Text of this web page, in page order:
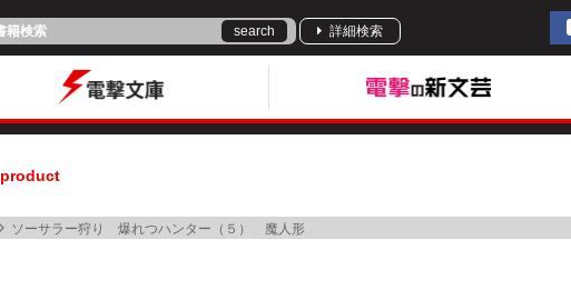
search 詳細検索
product
ソーサラー狩り 爆れつハンター（５） 魔人形